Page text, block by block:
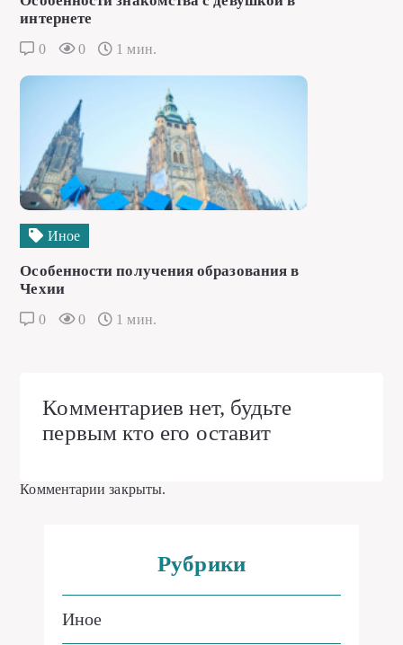
интернете
0 0 1 мин.
Иное
Особенности получения образования в
Чехии
0 0 1 мин.
Комментариев нет, будьте
первым кто его оставит
Комментарии закрыты.
Рубрики
Иное